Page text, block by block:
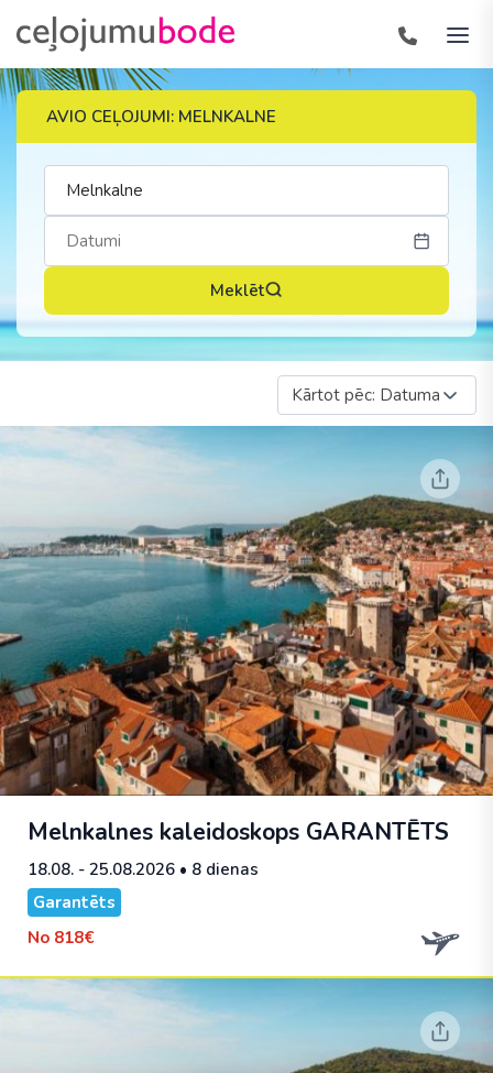
AVIO CEĻOJUMI: MELNKALNE
Meklēt
Kārtot pēc: Datuma
Melnkalnes kaleidoskops GARANTĒTS
18.08. - 25.08.2026 • 8 dienas
Garantēts
No 818€